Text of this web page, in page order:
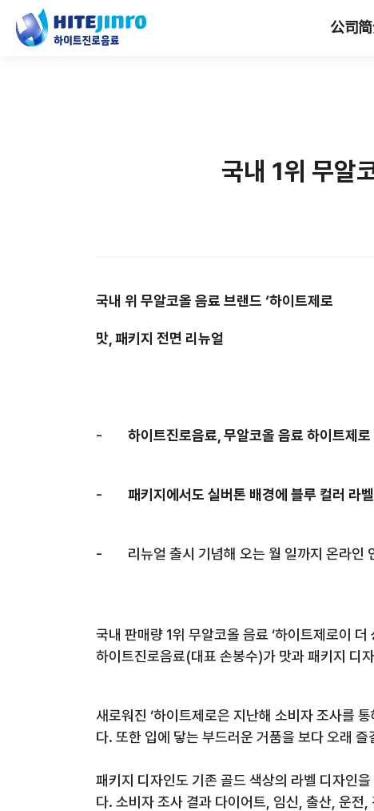
公司
국내 1위 무알
국내 위 무알코올 음료 브랜드 ‘하이트제로
맛 패키지 전면 리뉴얼
- 하이트진로음료 무알코올 음료 하이트제
- 패키지에서도 실버톤 배경에 블루 컬러 라
- 리뉴얼 출시 기념해 오는 월 일까지 온라인
국내 판매량 1위 무알코올 음료 ‘하이트제로이 더
하이트진로음료(대표 손봉수)가 맛과 패키지 디
새로워진 ‘하이트제로은 지난해 소비자 조사를
다. 또한 입에 닿는 부드러운 거품을 보다 오래 즐
패키지 디자인도 기존 골드 색상의 라벨 디자인
다. 소비자 조사 결과 다이어트 임신 출산 운전